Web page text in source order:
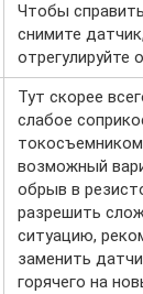
Чтобы
снимите
отрегулируйте
Тут скорее
слабое
возможный
обрыв в
разрешить
ситуацию,
заменить
горячего на